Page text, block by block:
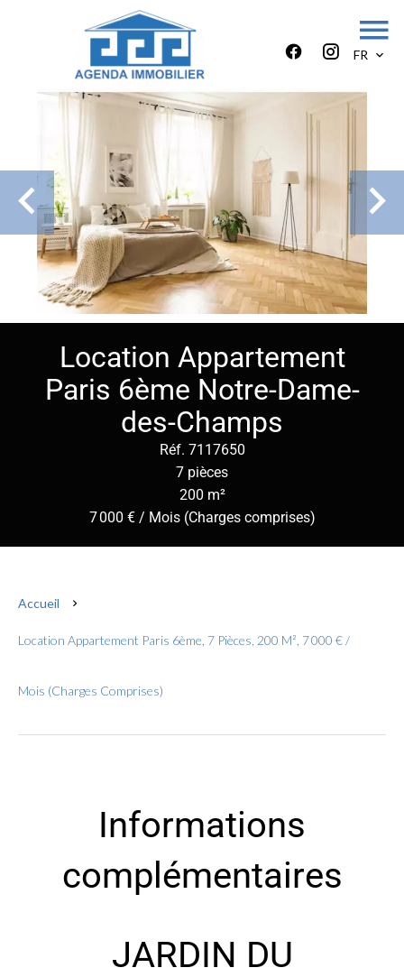
FR
Location Appartement
Paris 6ème Notre-Dame-
des-Champs
Réf. 7117650
7 pièces
200 m²
7 000 € / Mois (Charges comprises)
Accueil
Location Appartement Paris 6ème, 7 Pièces, 200 M², 7 000 € /
Mois (Charges Comprises)
Informations
complémentaires
JARDIN DU